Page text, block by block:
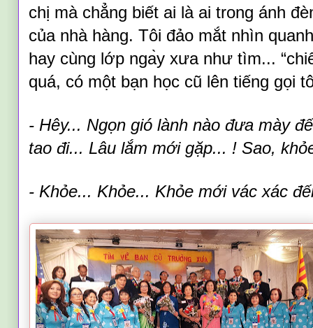
chị mà chẳng biết ai là ai trong ánh
của nhà hàng. Tôi đảo mắt nhìn
hay cùng lớp ngay xưa như tìm...
quá, có một bạn học cũ lên tiếng gọi
- Hêy... Ngọn gió lành nào đưa mày
tao đi... Lâu lắm mới gặp... ! Sao,
- Khỏe... Khỏe... Khỏe mới vác xác